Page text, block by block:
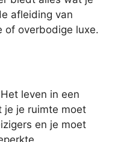
afleiding van
of overbodige luxe.
leven in een
je je ruimte moet
en je moet